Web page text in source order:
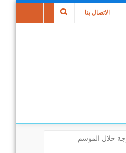
الاتصال بنا
خلال الموسم